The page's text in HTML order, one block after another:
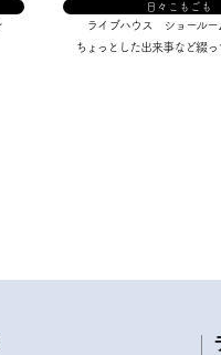
日々こもごも
ライブハウス ショールー
ちょっとした出来事など綴っ